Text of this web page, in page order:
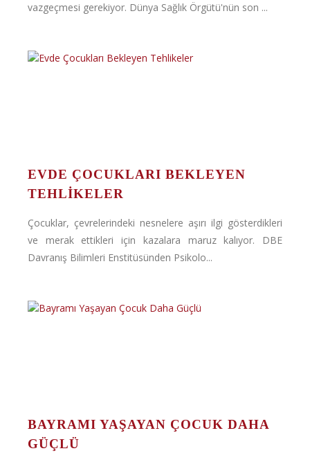
vazgeçmesi gerekiyor. Dünya Sağlık Örgütü'nün son ...
EVDE ÇOCUKLARI BEKLEYEN
TEHLIKELER
Çocuklar, çevrelerindeki nesnelere aşırı ilgi gösterdikleri
ve merak ettikleri için kazalara maruz kalıyor. DBE
Davranış Bilimleri Enstitüsünden Psikolo...
BAYRAMI YAŞAYAN ÇOCUK DAHA
GÜÇLÜ